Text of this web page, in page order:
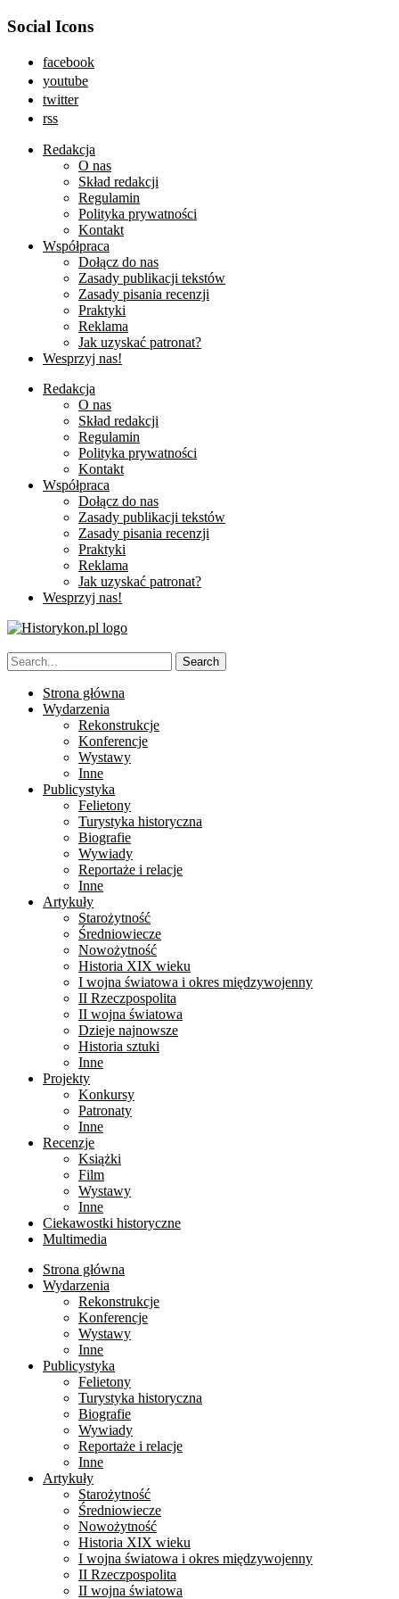
Social Icons
facebook
youtube
twitter
rss
Redakcja
O nas
Skład redakcji
Regulamin
Polityka prywatności
Kontakt
Współpraca
Dołącz do nas
Zasady publikacji tekstów
Zasady pisania recenzji
Praktyki
Reklama
Jak uzyskać patronat?
Wesprzyj nas!
Redakcja
O nas
Skład redakcji
Regulamin
Polityka prywatności
Kontakt
Współpraca
Dołącz do nas
Zasady publikacji tekstów
Zasady pisania recenzji
Praktyki
Reklama
Jak uzyskać patronat?
Wesprzyj nas!
Strona główna
Wydarzenia
Rekonstrukcje
Konferencje
Wystawy
Inne
Publicystyka
Felietony
Turystyka historyczna
Biografie
Wywiady
Reportaże i relacje
Inne
Artykuły
Starożytność
Średniowiecze
Nowożytność
Historia XIX wieku
I wojna światowa i okres międzywojenny
II Rzeczpospolita
II wojna światowa
Dzieje najnowsze
Historia sztuki
Inne
Projekty
Konkursy
Patronaty
Inne
Recenzje
Książki
Film
Wystawy
Inne
Ciekawostki historyczne
Multimedia
Strona główna
Wydarzenia
Rekonstrukcje
Konferencje
Wystawy
Inne
Publicystyka
Felietony
Turystyka historyczna
Biografie
Wywiady
Reportaże i relacje
Inne
Artykuły
Starożytność
Średniowiecze
Nowożytność
Historia XIX wieku
I wojna światowa i okres międzywojenny
II Rzeczpospolita
II wojna światowa